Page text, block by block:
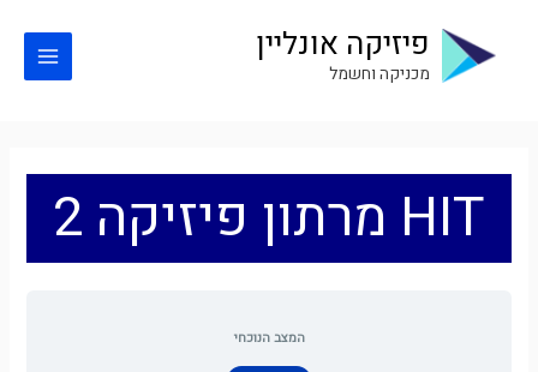
פיזיקה אונליין
מכניקה וחשמל
Main
HIT מרתון פיזיקה 2
המצב הנוכחי